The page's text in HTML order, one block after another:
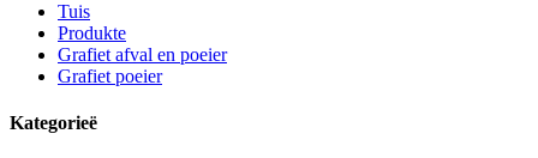
Tuis
Produkte
Grafiet afval en poeier
Grafiet poeier
Kategorieë